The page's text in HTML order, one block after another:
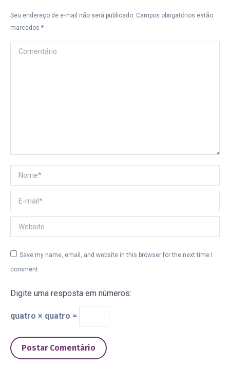
Seu endereço de e-mail não será publicado. Campos obrigatórios estão
marcados *
Comentário
Nome *
E-mail *
Website
Save my name, email, and website in this browser for the next time I
comment.
Digite uma resposta em números:
quatro × quatro =
Postar Comentário